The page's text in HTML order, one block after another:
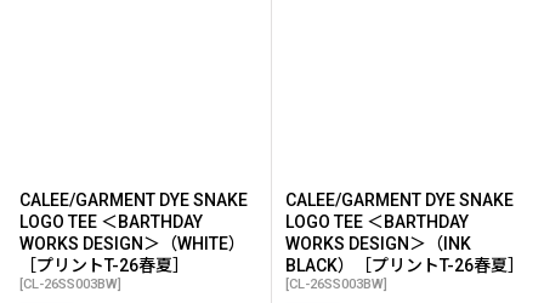
CALEE/GARMENT DYE SNAKE
LOGO TEE ＜BARTHDAY
WORKS DESIGN＞（WHITE）
［プリントT-26春夏］
[CL-26SS003BW]
CALEE/GARMENT DYE SNAKE
LOGO TEE ＜BARTHDAY
WORKS DESIGN＞（INK
BLACK）［プリントT-26春夏］
[CL-26SS003BW]